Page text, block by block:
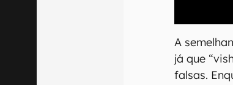
A
já que
falsas.